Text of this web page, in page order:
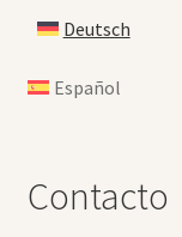
Deutsch
Español
Contacto